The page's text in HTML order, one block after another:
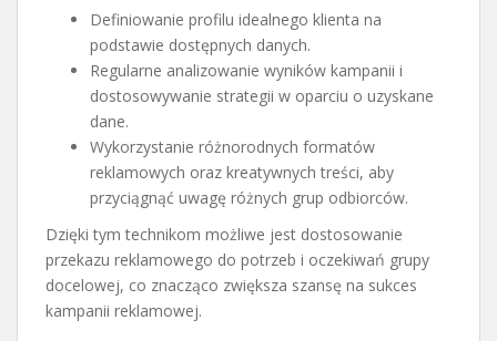
Definiowanie profilu idealnego klienta na
podstawie dostępnych danych.
Regularne analizowanie wyników kampanii i
dostosowywanie strategii w oparciu o uzyskane
dane.
Wykorzystanie różnorodnych formatów
reklamowych oraz kreatywnych treści, aby
przyciągnąć uwagę różnych grup odbiorców.
Dzięki tym technikom możliwe jest dostosowanie
przekazu reklamowego do potrzeb i oczekiwań grupy
docelowej, co znacząco zwiększa szansę na sukces
kampanii reklamowej.